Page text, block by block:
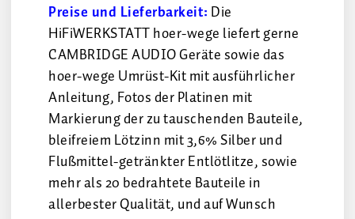
Preise und Lieferbarkeit: Die
HiFiWERKSTATT hoer-wege liefert gerne
CAMBRIDGE AUDIO Geräte sowie das
hoer-wege Umrüst-Kit mit ausführlicher
Anleitung, Fotos der Platinen mit
Markierung der zu tauschenden Bauteile,
bleifreiem Lötzinn mit 3,6% Silber und
Flußmittel-getränkter Entlötlitze, sowie
mehr als 20 bedrahtete Bauteile in
allerbester Qualität, und auf Wunsch